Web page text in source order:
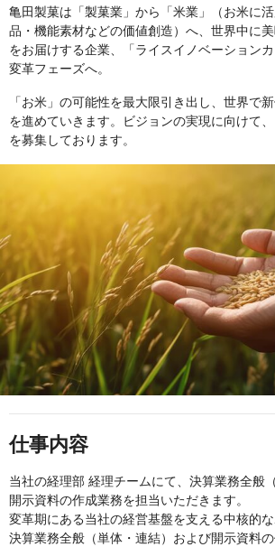
亀田製菓は「製菓業」から「米業」（お米に
品・機能素材などの価値創造）へ、世界中に
をお届けする企業、「ライスイノベーション
変革フェーズへ。
「お米」の可能性を最大限引き出し、世界で
を進めていきます。ビジョンの実現に向けて
を募集しております。
仕事内容
当社の経理部 経理チームにて、決算業務全般
開示資料の作成業務を担当いただきます。
変革期にある当社の経営基盤を支える中核的な
決算業務全般（単体・連結）および開示資料